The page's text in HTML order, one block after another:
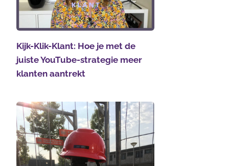
Kijk-Klik-Klant: Hoe je met de
juiste YouTube-strategie meer
klanten aantrekt